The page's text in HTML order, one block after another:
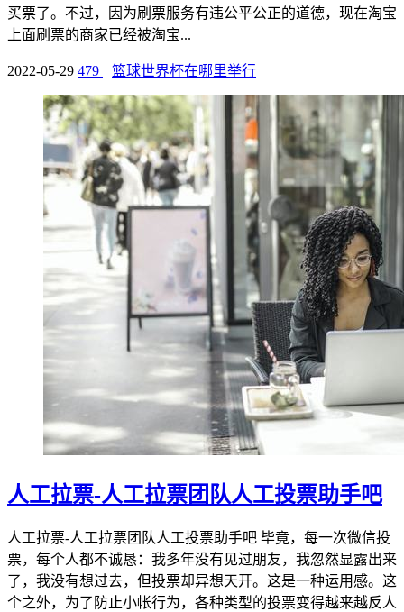
买票了。不过，因为刷票服务有违公平公正的道德，现在淘宝
上面刷票的商家已经被淘宝...
2022-05-29 479 篮球世界杯在哪里举行
人工拉票-人工拉票团队人工投票助手吧
人工拉票-人工拉票团队人工投票助手吧 毕竟，每一次微信投
票，每个人都不诚恳：我多年没有见过朋友，我忽然显露出来
了，我没有想过去，但投票却异想天开。这是一种运用感。这
个之外，为了防止小帐行为，各种类型的投票变得越来越反人